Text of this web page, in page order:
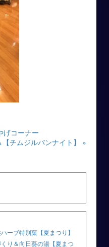
コーナー
【チムジルバンナイト】 »
ーブ特別葉【夏まつり】
り＆向日葵の湯【夏まつ